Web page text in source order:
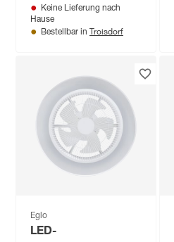
2300 lm RGB -
tunable white Ø 132
Keine Lieferung nach
Hause
Bestellbar in Troisdorf
Eglo
LED-